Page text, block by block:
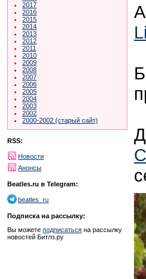
2017
2016
2015
2014
2013
2012
2011
2010
2009
2008
2007
2006
2005
2004
2003
2002
2000-2002 (старый сайт)
RSS:
Новости
Анонсы
Beatles.ru в Telegram:
beatles_ru
Подписка на рассылку:
Вы можете подписаться на рассылку
новостей Битлз.ру